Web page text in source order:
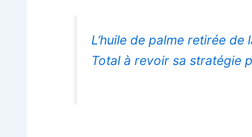
L’huile de palme retirée
Total à revoir sa stratégie